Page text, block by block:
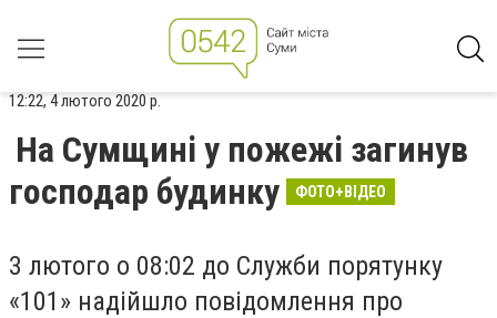
12:22, 4 лютого 2020 р.
На Сумщині у пожежі загинув
господар будинку
ФОТО+ВІДЕО
3 лютого о 08:02 до Служби порятунку
«101» надійшло повідомлення про